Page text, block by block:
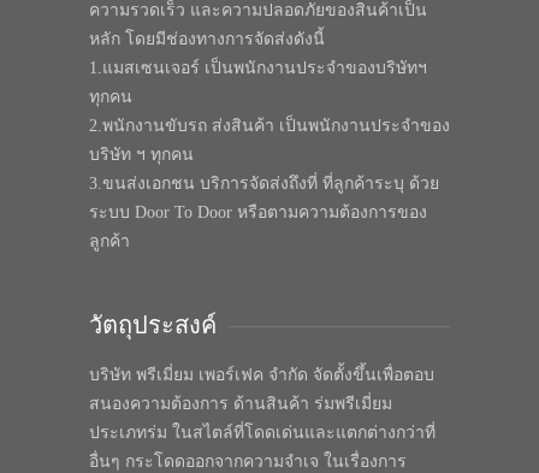
ความรวดเร็ว และความปลอดภัยของสินค้าเป็น
หลัก โดยมีช่องทางการจัดส่งดังนี้
1.แมสเซนเจอร์ เป็นพนักงานประจำของบริษัทฯ
ทุกคน
2.พนักงานขับรถ ส่งสินค้า เป็นพนักงานประจำของ
บริษัท ฯ ทุกคน
3.ขนส่งเอกชน บริการจัดส่งถึงที่ ที่ลูกค้าระบุ ด้วย
ระบบ Door To Door หรือตามความต้องการของ
ลูกค้า
วัตถุประสงค์
บริษัท พรีเมี่ยม เพอร์เฟค จำกัด จัดตั้งขึ้นเพื่อตอบ
สนองความต้องการ ด้านสินค้า ร่มพรีเมี่ยม
ประเภทร่ม ในสไตล์ที่โดดเด่นและแตกต่างกว่าที่
อื่นๆ กระโดดออกจากความจำเจ ในเรื่องการ